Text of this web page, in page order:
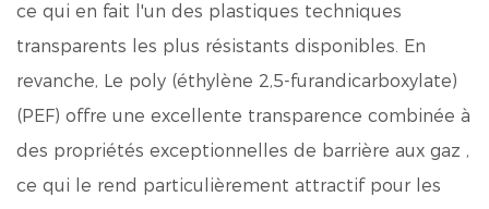
ce qui en fait l'un des plastiques techniques
transparents les plus résistants disponibles. En
revanche, Le poly (éthylène 2,5-furandicarboxylate)
(PEF) offre une excellente transparence combinée à
des propriétés exceptionnelles de barrière aux gaz ,
ce qui le rend particulièrement attractif pour les